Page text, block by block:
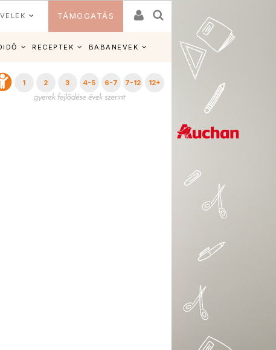
TÁMOGATÁS
RECEPTEK BABANEVEK
1 2 3 4-5 6-7 7-12 12+